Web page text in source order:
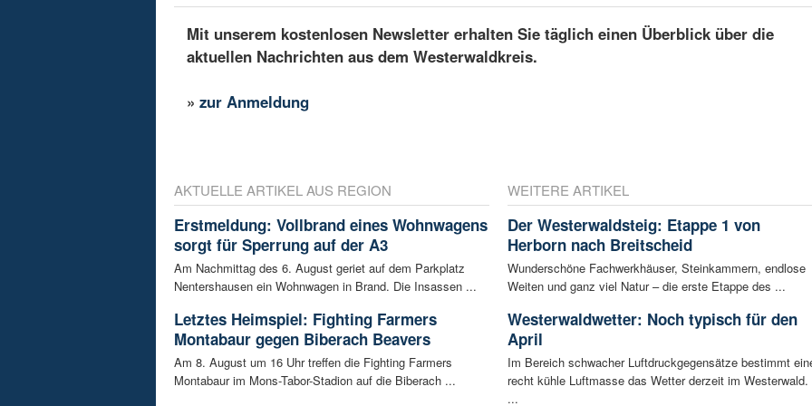
Mit unserem kostenlosen Newsletter erhalten Sie täglich einen Überblick über die
aktuellen Nachrichten aus dem Westerwaldkreis.
»zur Anmeldung
AKTUELLE ARTIKEL AUS REGION
Erstmeldung: Vollbrand eines Wohnwagens
sorgt für Sperrung auf der A3
Am Nachmittag des 6. August geriet auf dem Parkplatz
Nentershausen ein Wohnwagen in Brand. Die Insassen ...
Letztes Heimspiel: Fighting Farmers
Montabaur gegen Biberach Beavers
Am 8. August um 16 Uhr treffen die Fighting Farmers
Montabaur im Mons-Tabor-Stadion auf die Biberach ...
WEITERE ARTIKEL
Der Westerwaldsteig: Etappe 1 von
Herborn nach Breitscheid
Wunderschöne Fachwerkhäuser, Steinkammern, endlose
Weiten und ganz viel Natur – die erste Etappe des ...
Westerwaldwetter: Noch typisch für den
April
Im Bereich schwacher Luftdruckgegensätze bestimmt
recht kühle Luftmasse das Wetter derzeit im Westerwald.
...